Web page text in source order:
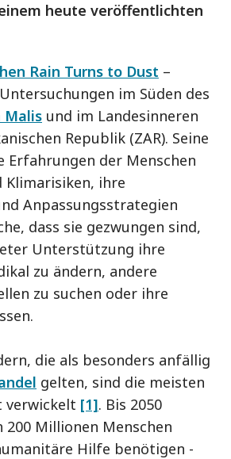
heute veröffentlichten
Rain Turns to Dust –
im Süden des
Malis und im Landesinneren
Republik (ZAR). Seine
Erfahrungen der Menschen
ihre
Anpassungsstrategien
dass sie gezwungen sind,
Unterstützung ihre
zu ändern, andere
zu suchen oder ihre
die als besonders anfällig
gelten, sind die meisten
verwickelt [1]. Bis 2050
Millionen Menschen
Hilfe benötigen -